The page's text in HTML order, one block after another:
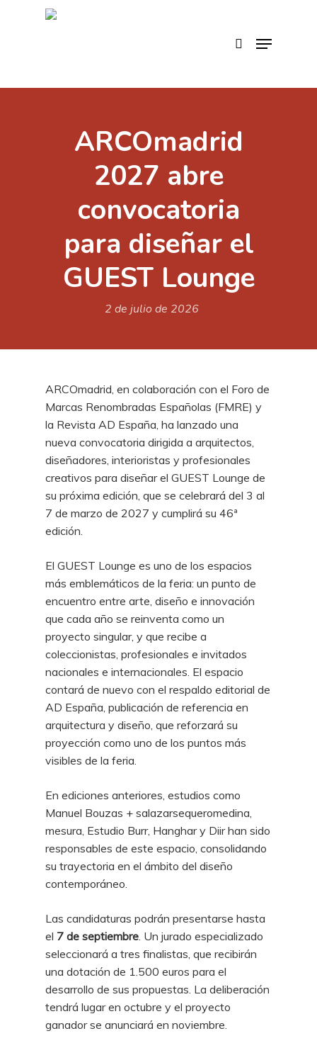
Menu
ARCOmadrid
2027 abre
convocatoria
para diseñar el
GUEST Lounge
2 de julio de 2026
ARCOmadrid, en colaboración con el Foro de
Marcas Renombradas Españolas (FMRE) y
la Revista AD España, ha lanzado una
nueva convocatoria dirigida a arquitectos,
diseñadores, interioristas y profesionales
creativos para diseñar el GUEST Lounge de
su próxima edición, que se celebrará del 3 al
7 de marzo de 2027 y cumplirá su 46ª
edición.
El GUEST Lounge es uno de los espacios
más emblemáticos de la feria: un punto de
encuentro entre arte, diseño e innovación
que cada año se reinventa como un
proyecto singular, y que recibe a
coleccionistas, profesionales e invitados
nacionales e internacionales. El espacio
contará de nuevo con el respaldo editorial de
AD España, publicación de referencia en
arquitectura y diseño, que reforzará su
proyección como uno de los puntos más
visibles de la feria.
En ediciones anteriores, estudios como
Manuel Bouzas + salazarsequeromedina,
mesura, Estudio Burr, Hanghar y Diir han sido
responsables de este espacio, consolidando
su trayectoria en el ámbito del diseño
contemporáneo.
Las candidaturas podrán presentarse hasta
el 7 de septiembre . Un jurado especializado
seleccionará a tres finalistas, que recibirán
una dotación de 1.500 euros para el
desarrollo de sus propuestas. La deliberación
tendrá lugar en octubre y el proyecto
ganador se anunciará en noviembre.